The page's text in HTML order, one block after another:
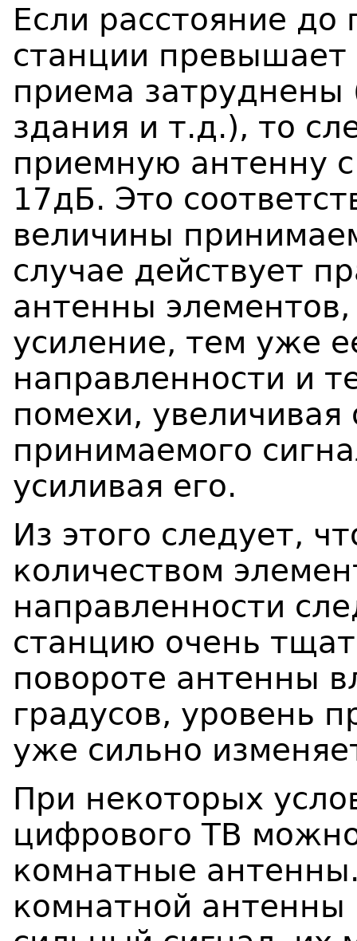
Если расстояние
станции превышает
приема затруднены
здания и т.д.), то
приемную антенну
17дБ. Это
величины
случае действует
антенны
усиление, тем уже
направленности и
помехи,
принимаемого
усиливая его.
Из этого следует,
количеством
направленности
станцию очень
повороте антенны
градусов, уровень
уже сильно
При некоторых
цифрового ТВ
комнатные
комнатной антенны